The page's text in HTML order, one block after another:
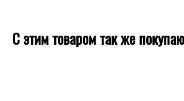
виниловых обоев займет около двух
температуре, без сквозняков.